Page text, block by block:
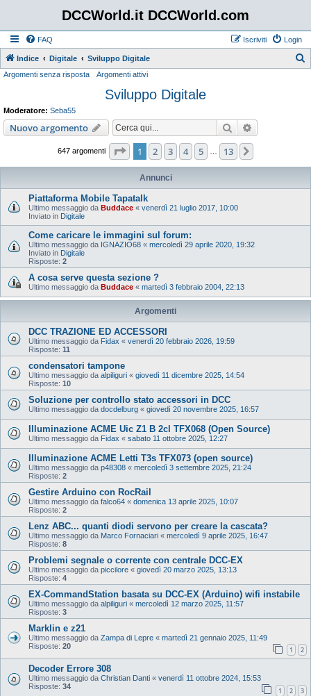
DCCWorld.it DCCWorld.com
FAQ Login
Iscriviti
Indice Digitale Sviluppo Digitale
Argomenti senza risposta Argomenti attivi
Sviluppo Digitale
Moderatore: Seba55
Nuovo argomento Cerca
647 argomenti Pagina di 13
1 2 3 4 5 13
Annunci
Piattaforma Mobile Tapatalk
Ultimo messaggio da Buddace « venerdì 21 luglio 2017, 10:00
Inviato in Digitale
Come caricare le immagini sul forum:
Ultimo messaggio da IGNAZIO68 « mercoledì 29 aprile 2020, 19:32
Inviato in Digitale
Risposte: 2
A cosa serve questa sezione ?
Ultimo messaggio da Buddace « martedì 3 febbraio 2004, 22:13
Argomenti
DCC TRAZIONE ED ACCESSORI
Ultimo messaggio da Fidax « venerdì 20 febbraio 2026, 19:59
Risposte: 11
condensatori tampone
Ultimo messaggio da alpiliguri « giovedì 11 dicembre 2025, 14:54
Risposte: 10
Soluzione per controllo stato accessori in DCC
Ultimo messaggio da docdelburg « giovedì 20 novembre 2025, 16:57
Illuminazione ACME Uic Z1 B 2cl TFX068 (Open Source)
Ultimo messaggio da Fidax « sabato 11 ottobre 2025, 12:27
Illuminazione ACME Letti T3s TFX073 (open source)
Ultimo messaggio da p48308 « mercoledì 3 settembre 2025, 21:24
Risposte: 2
Gestire Arduino con RocRail
Ultimo messaggio da falco64 « domenica 13 aprile 2025, 10:07
Risposte: 2
Lenz ABC... quanti diodi servono per creare la cascata?
Ultimo messaggio da Marco Fornaciari « mercoledì 9 aprile 2025, 16:47
Risposte: 8
Problemi segnale o corrente con centrale DCC-EX
Ultimo messaggio da piccilore « giovedì 20 marzo 2025, 13:13
Risposte: 4
EX‑CommandStation basata su DCC-EX (Arduino) wifi instabile
Ultimo messaggio da alpiliguri « mercoledì 12 marzo 2025, 11:57
Risposte: 3
Marklin e z21
Ultimo messaggio da Zampa di Lepre « martedì 21 gennaio 2025, 11:49
Risposte: 20 1 2
Decoder Errore 308
Ultimo messaggio da Christian Danti « venerdì 11 ottobre 2024, 15:53
Risposte: 34 1 2 3